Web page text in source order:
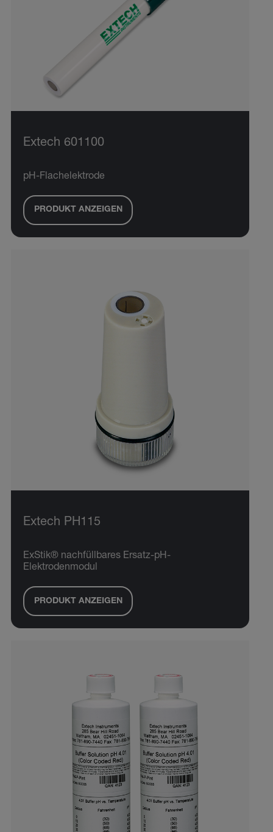
Extech 601100
pH-Flachelektrode
PRODUKT ANZEIGEN
Extech PH115
ExStik® nachfüllbares Ersatz-pH-
Elektrodenmodul
PRODUKT ANZEIGEN